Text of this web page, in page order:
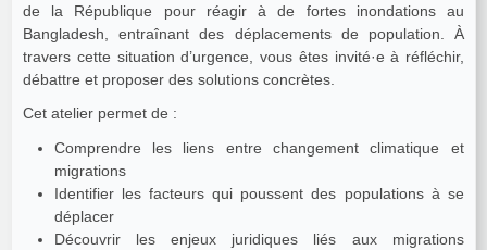
de la République pour réagir à de fortes inondations au
Bangladesh, entraînant des déplacements de population. À
travers cette situation d’urgence, vous êtes invité·e à réfléchir,
débattre et proposer des solutions concrètes.
Cet atelier permet de :
Comprendre les liens entre changement climatique et
migrations
Identifier les facteurs qui poussent des populations à se
déplacer
Découvrir les enjeux juridiques liés aux migrations